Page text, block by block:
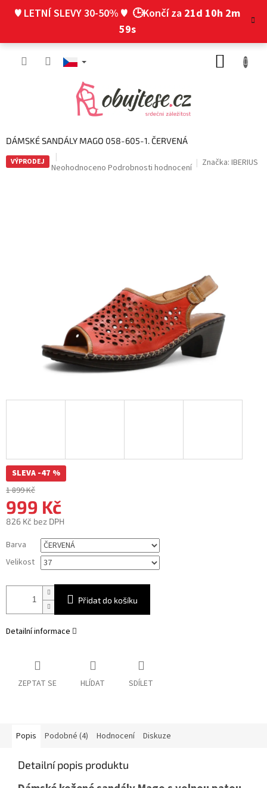
♥ LETNÍ SLEVY 30-50% ♥ 🕒Končí za 21d 10h 2m
59s
DÁMSKÉ SANDÁLY MAGO 058-605-1. ČERVENÁ
VÝPRODEJ
Průměrné
Neohodnoceno Podrobnosti hodnocení Značka: IBERIUS
SLEVA -47 %
1 899 Kč
999 Kč
826 Kč bez DPH
cena:
Barva
Velikost
Přidat do košíku
Detailní informace
ZEPTAT SE HLÍDAT SDÍLET
Popis Podobné (4) Hodnocení Diskuze
Detailní popis produktu